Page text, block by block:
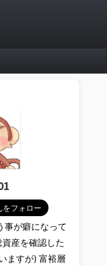
事が癖になって
産を確認した
ますが) 富裕層